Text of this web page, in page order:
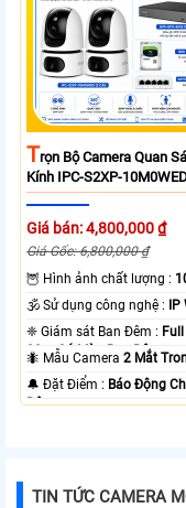
TRọn Bộ Camera Quan
Kính IPC-S2XP-
Giá bán: 4,800,000 ₫
Giá Gốc: 6,800,000 ₫
🦉 Hình ảnh chất lượng :
🕉️ Sử dụng công nghệ : IP
❈ Giám sát Ban Đêm :
20m Có Màu Ban Ðêm.
🐜 Mẫu Camera2 Mắt
️🔔 Đặt Điểm : Báo Động
Động.
TIN TỨC CAMERA